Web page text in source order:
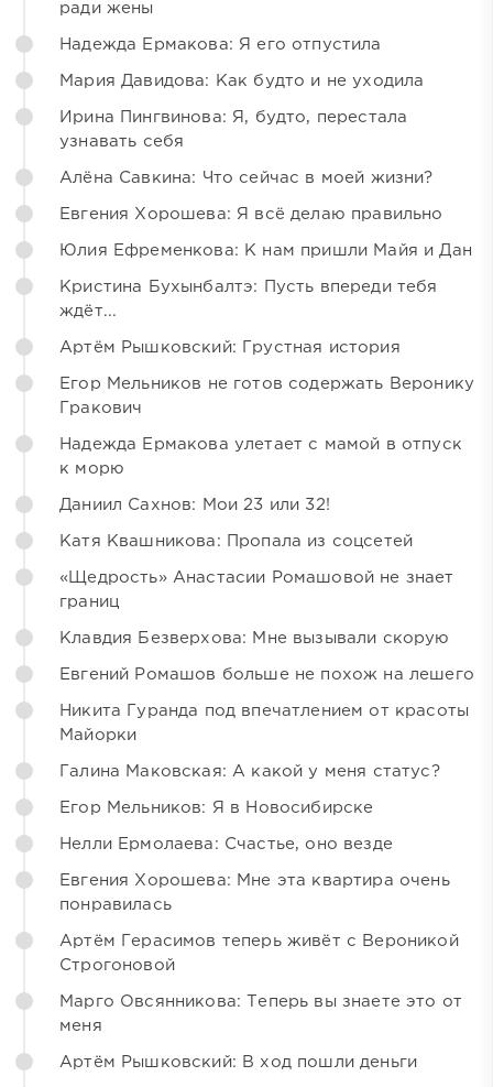
ради жены
Надежда Ермакова: Я его отпустила
Мария Давидова: Как будто и не уходила
Ирина Пингвинова: Я, будто, перестала
узнавать себя
Алёна Савкина: Что сейчас в моей жизни?
Евгения Хорошева: Я всё делаю правильно
Юлия Ефременкова: К нам пришли Майя и Дан
Кристина Бухынбалтэ: Пусть впереди тебя
ждёт...
Артём Рышковский: Грустная история
Егор Мельников не готов содержать Веронику
Гракович
Надежда Ермакова улетает с мамой в отпуск
к морю
Даниил Сахнов: Мои 23 или 32!
Катя Квашникова: Пропала из соцсетей
«Щедрость» Анастасии Ромашовой не знает
границ
Клавдия Безверхова: Мне вызывали скорую
Евгений Ромашов больше не похож на лешего
Никита Гуранда под впечатлением от красоты
Майорки
Галина Маковская: А какой у меня статус?
Егор Мельников: Я в Новосибирске
Нелли Ермолаева: Счастье, оно везде
Евгения Хорошева: Мне эта квартира очень
понравилась
Артём Герасимов теперь живёт с Вероникой
Строгоновой
Марго Овсянникова: Теперь вы знаете это от
меня
Артём Рышковский: В ход пошли деньги